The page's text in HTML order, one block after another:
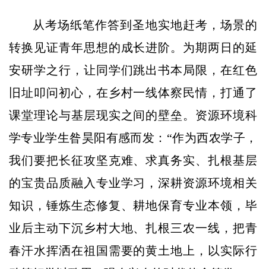
从考场纸笔作答到圣地实地赶考，场景的
转换见证青年思想的成长进阶。为期两日的延
安研学之行，让同学们跳出书本局限，在红色
旧址叩问初心，在乡村一线体察民情，打通了
课堂理论与基层现实之间的壁垒。资源环境科
学专业学生昝昊阳有感而发：“作为西农学子，
我们要把长征攻坚克难、求真务实、扎根基层
的宝贵品质融入专业学习，深耕资源环境相关
知识，锤炼生态修复、耕地保育专业本领，毕
业后主动下沉乡村大地、扎根三农一线，把青
春汗水挥洒在祖国需要的黄土地上，以实际行